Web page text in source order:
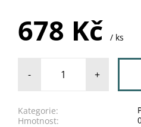
678 Kč / ks
- +
Kategorie:
Hmotnost: